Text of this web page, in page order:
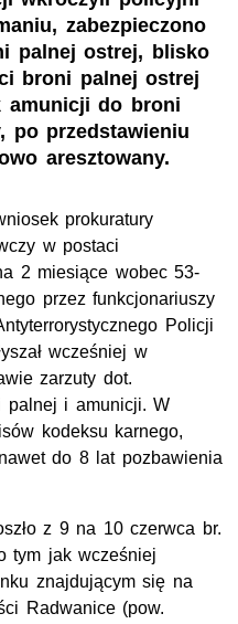
zabezpieczono
palnej ostrej, blisko
broni palnej ostrej
amunicji do broni
po przedstawieniu
aresztowany.
prokuratury
w postaci
2 miesiące wobec 53-
przez funkcjonariuszy
Policji
wcześniej w
zarzuty dot.
palnej i amunicji. W
kodeksu karnego,
do 8 lat pozbawienia
z 9 na 10 czerwca br.
tym jak wcześniej
znajdującym się na
Radwanice (pow.